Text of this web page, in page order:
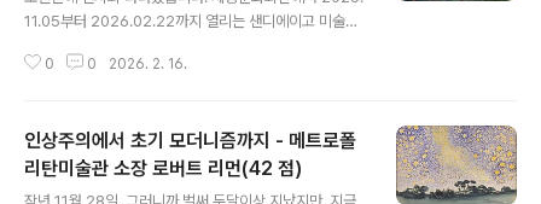
스 드니의 《라 데페슈 드 툴루즈》입니다. 번역하면 "툴루즈
에서 온 속보" 정도 될 것 같은데, 툴루즈에 있는 신문사 라
데페슈를 위한 포스터로 의도된 작품이랍니다. 모리스는
11.05부터 2026.02.22까지 열리는 샌디에이고 미술관
찍해뒀는데 이런저런 핑게로 차일피일 미루다가 더이상 미
전시가 되었습니다. 이중에는 해외로 처음 나오는 작품이
25점이 있다고 하고요. 머... '2025년 하반기, "명화 중의
명화"를 만날 수 있는 최고의 기회!' 라고는 하는데 좀 과장
0 0 2026. 2. 16.
인상주의에서 초기 모더니즘까지 - 메트로폴
리탄미술관 소장 로버트 리먼(42 점)